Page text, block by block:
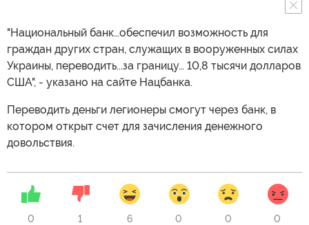
"Национальный банк…обеспечил возможность для
граждан других стран, служащих в вооруженных силах
Украины, переводить...за границу… 10,8 тысячи долларов
США", - указано на сайте Нацбанка.
Переводить деньги легионеры смогут через банк, в
котором открыт счет для зачисления денежного
довольствия.
0 1 6 0 0 0